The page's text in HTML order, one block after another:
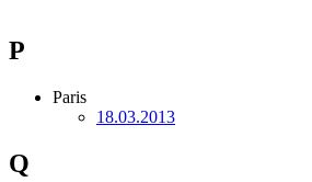
P
Paris
18.03.2013
Q